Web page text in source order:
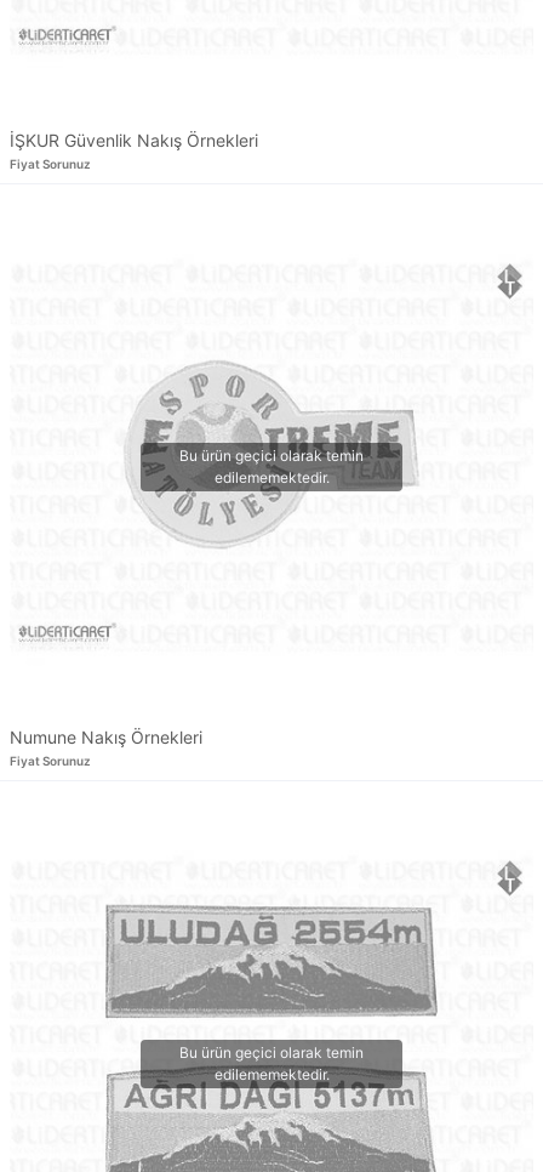
İŞKUR Güvenlik Nakış Örnekleri
Fiyat Sorunuz
Numune Nakış Örnekleri
Fiyat Sorunuz